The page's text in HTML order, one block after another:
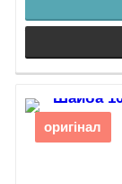
оригінал